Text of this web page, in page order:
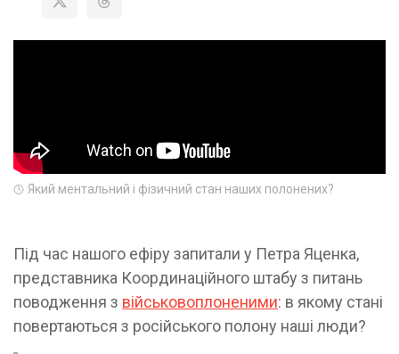
Який ментальний і фізичний стан наших полонених?
Під час нашого ефіру запитали у Петра Яценка,
представника Координаційного штабу з питань
поводження з військовоплоненими: в якому стані
повертаються з російського полону наші люди?